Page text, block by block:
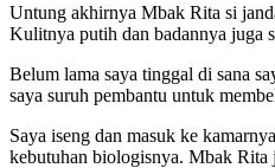
Untung akhirnya Mbak Rita si
Kulitnya putih dan badannya juga
Belum lama saya tinggal di sana
saya suruh pembantu untuk
Saya iseng dan masuk ke
kebutuhan biologisnya. Mbak Rita